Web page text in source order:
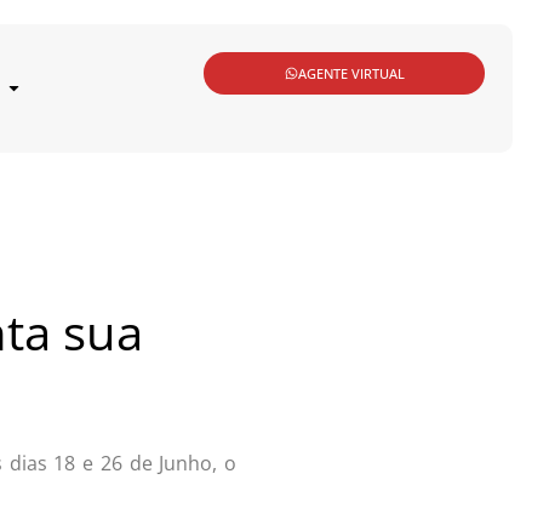
AGENTE VIRTUAL
sua
18 e 26 de Junho, o